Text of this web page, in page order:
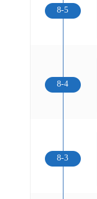
8-5
8-4
8-3